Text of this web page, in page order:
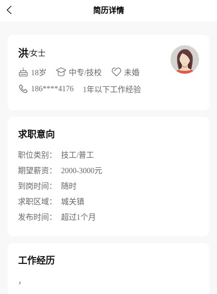
 简历详情
洪/女士
18岁 中专/技校
未婚
186****4176
1年以下工作经验
求职意向
职位类别：
技工/普工
期望薪资：
2000-3000元
到岗时间：
随时
求职区域：
城关镇
发布时间：
超过1个月
工作经历
，